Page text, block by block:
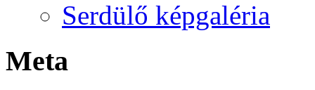
Serdülő képgaléria
Meta